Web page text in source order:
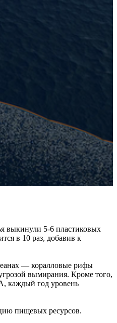
выкинули 5-6 пластиковых
в 10 раз, добавив к
— коралловые рифы
вымирания. Кроме того,
каждый год уровень
пищевых ресурсов.